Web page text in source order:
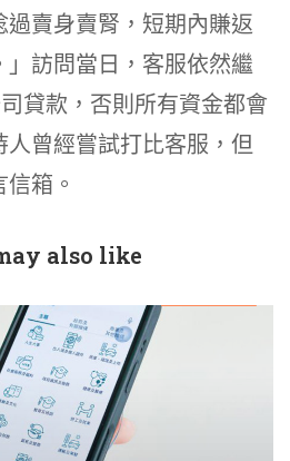
賣身賣腎，短期內賺返
訪問當日，客服依然繼
貸款，否則所有資金都會
曾經嘗試打比客服，但
箱。
also like